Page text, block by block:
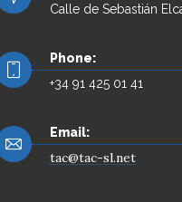
Calle de Sebastián
Phone:
+34 91 425 01 41
Email:
tac@tac-sl.net